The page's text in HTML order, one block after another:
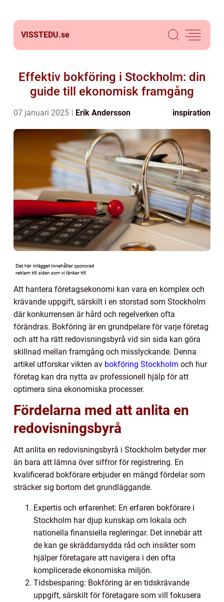
VISSTEDU.se
Effektiv bokföring i Stockholm: din
guide till ekonomisk framgång
07 januari 2025 Erik Andersson inspiration
Att hantera företagsekonomi kan vara en komplex och
krävande uppgift, särskilt i en storstad som Stockholm
där konkurrensen är hård och regelverken ofta
förändras. Bokföring är en grundpelare för varje företag
och att ha rätt redovisningsbyrå vid sin sida kan göra
skillnad mellan framgång och misslyckande. Denna
artikel utforskar vikten av bokföring Stockholm och hur
företag kan dra nytta av professionell hjälp för att
optimera sina ekonomiska processer.
Fördelarna med att anlita en
redovisningsbyrå
Att anlita en redovisningsbyrå i Stockholm betyder mer
än bara att lämna över siffror för registrering. En
kvalificerad bokförare erbjuder en mängd fördelar som
sträcker sig bortom det grundläggande.
Expertis och erfarenhet: En erfaren bokförare i
Stockholm har djup kunskap om lokala och
nationella finansiella regleringar. Det innebär att
de kan ge skräddarsydda råd och insikter som
hjälper företagare att navigera i den ofta
komplicerade ekonomiska miljön.
Tidsbesparing: Bokföring är en tidskrävande
uppgift, särskilt för företagare som vill fokusera